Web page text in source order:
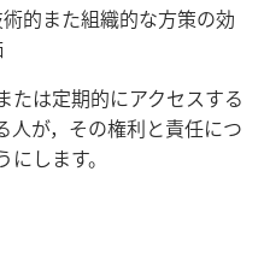
的また組織的な方策の効
たは定期的にアクセスする
人が，その権利と責任につ
します。